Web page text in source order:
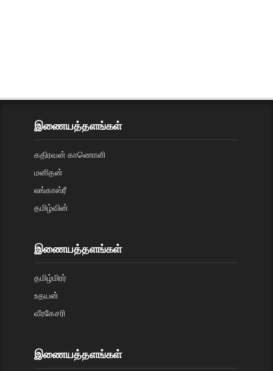
இணையத்தளங்கள்
கதிரவன் காணொளி
மனிதன்
லங்காஸ்ரீ
தமிழ்வின்
இணையத்தளங்கள்
தமிழ்மிரர்
உதயன்
வீரகேசரி
இணையத்தளங்கள்